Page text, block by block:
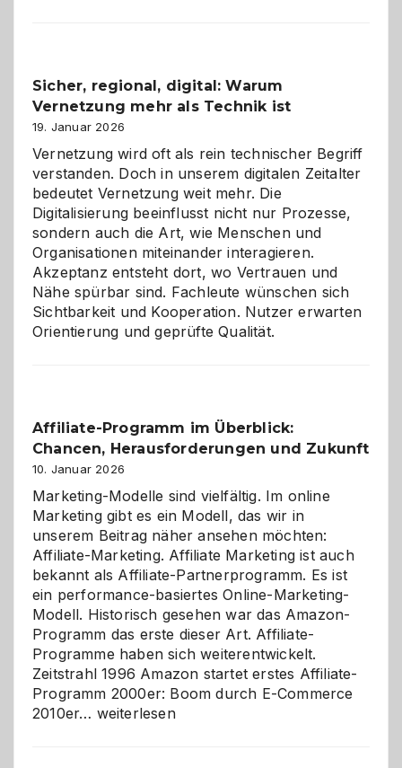
ein
dreifaches
Alaaf!
Sicher, regional, digital: Warum
Vernetzung mehr als Technik ist
19. Januar 2026
Vernetzung wird oft als rein technischer Begriff
verstanden. Doch in unserem digitalen Zeitalter
bedeutet Vernetzung weit mehr. Die
Digitalisierung beeinflusst nicht nur Prozesse,
sondern auch die Art, wie Menschen und
Organisationen miteinander interagieren.
Akzeptanz entsteht dort, wo Vertrauen und
Nähe spürbar sind. Fachleute wünschen sich
Sichtbarkeit und Kooperation. Nutzer erwarten
Orientierung und geprüfte Qualität.
Affiliate-Programm im Überblick:
Chancen, Herausforderungen und Zukunft
10. Januar 2026
Marketing-Modelle sind vielfältig. Im online
Marketing gibt es ein Modell, das wir in
unserem Beitrag näher ansehen möchten:
Affiliate-Marketing. Affiliate Marketing ist auch
bekannt als Affiliate-Partnerprogramm. Es ist
ein performance-basiertes Online-Marketing-
Modell. Historisch gesehen war das Amazon-
Programm das erste dieser Art. Affiliate-
Programme haben sich weiterentwickelt.
Zeitstrahl 1996 Amazon startet erstes Affiliate-
Programm 2000er: Boom durch E-Commerce
2010er… Affiliate-
weiterlesen